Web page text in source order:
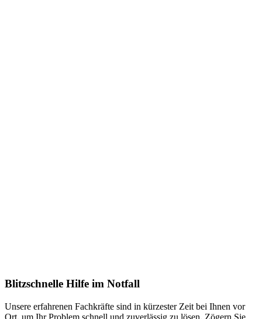
Blitzschnelle Hilfe im Notfall
Unsere erfahrenen Fachkräfte sind in kürzester Zeit bei Ihnen vor
Ort, um Ihr Problem schnell und zuverlässig zu lösen. Zögern Sie